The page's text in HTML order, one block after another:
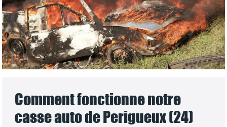
Comment fonctionne notre
casse auto de Perigueux (24)